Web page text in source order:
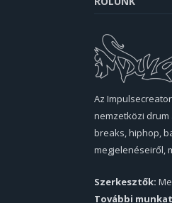
Az
nemzetközi
breaks, hiphop,
megjelenéseiről,
Szerkesztők:
További